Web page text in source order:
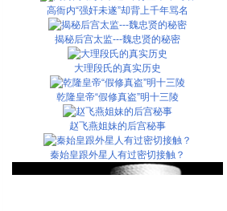
高衙内“强奸未遂”却背上千年骂名
揭秘后宫太监---魏忠贤的秘密
大理段氏的真实历史
乾隆皇帝“假修真盗”明十三陵
赵飞燕姐妹的后宫秘事
秦始皇跟外星人有过密切接触？